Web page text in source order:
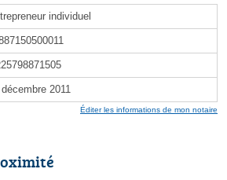
individuel
2011
Éditer les informations de mon notaire